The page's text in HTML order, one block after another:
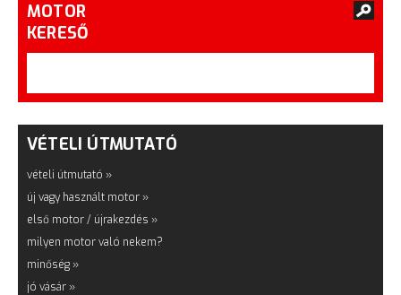
MOTOR
KERESŐ
VÉTELI ÚTMUTATÓ
vételi útmutató »
új vagy használt motor »
első motor / újrakezdés »
milyen motor való nekem?
minőség »
jó vásár »